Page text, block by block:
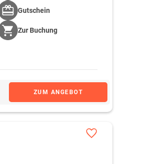
ZUM ANGEBOT
Gutschein
Zur Buchung